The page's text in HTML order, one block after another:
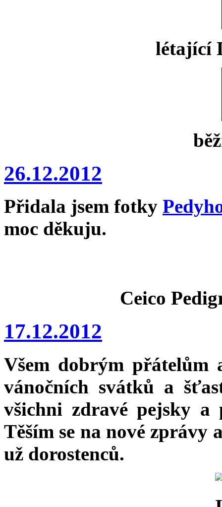
létající
26.12.2012
Přidala jsem fotky
moc děkuju.
Ceico
17.12.2012
Všem dobrým
vánočních svátků a
všichni zdravé pejsky
Těším se na nové
už dorostenců.